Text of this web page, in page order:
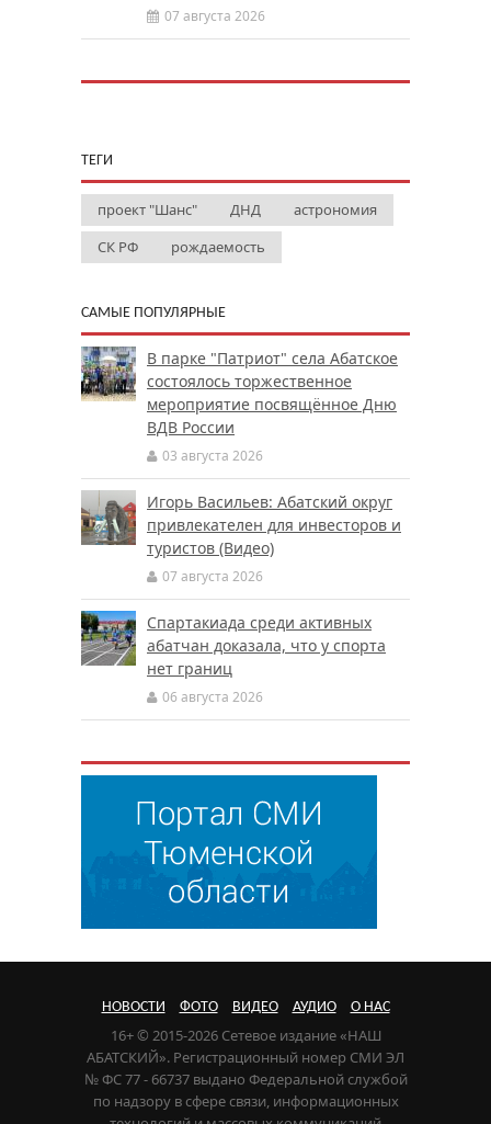
07 августа 2026
ТЕГИ
проект "Шанс" ДНД
астрономия
СК РФ
рождаемость
САМЫЕ ПОПУЛЯРНЫЕ
В парке "Патриот" села Абатское
состоялось торжественное
мероприятие посвящённое Дню
ВДВ России
03 августа 2026
Игорь Васильев: Абатский округ
привлекателен для инвесторов и
туристов (Видео)
07 августа 2026
Спартакиада среди активных
абатчан доказала, что у спорта
нет границ
06 августа 2026
НОВОСТИ ФОТО ВИДЕО АУДИО О НАС
16+ © 2015-2026 Сетевое издание «НАШ
АБАТСКИЙ». Регистрационный номер СМИ ЭЛ
№ ФС 77 - 66737 выдано Федеральной службой
по надзору в сфере связи, информационных